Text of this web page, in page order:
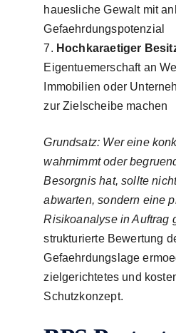
hauesliche Gewalt mit
Gefaehrdungspotenzial
Hochkaraetiger
Eigentuemerschaft an
Immobilien oder
zur Zielscheibe machen
Grundsatz: Wer eine
wahrnimmt oder
Besorgnis hat, sollte
abwarten, sondern eine
Risikoanalyse in Auftrag
strukturierte Bewertung
Gefaehrdungslage
zielgerichtetes und
Schutzkonzept.